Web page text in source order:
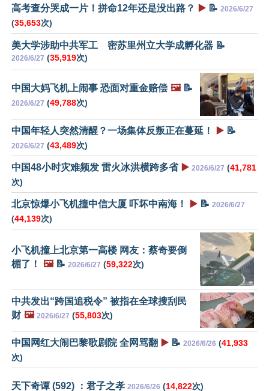
高考查分哭成一片！拼命12年还是没出路？ ▶️ 📝 2026/6/27
(35,653次)
美大学涉助中共军工 密苏里州立大学成孵化器 📝
2026/6/27 (35,919次)
中国大妈飞机上闹事 恐面对重金赔偿 🖼️📝
2026/6/27 (49,788次)
中国年轻人突然清醒？一场集体反叛正在蔓延！ ▶️ 📝
2026/6/27 (43,489次)
中国48小时灾难频发 雷火冰洪横跨多省 ▶️ 2026/6/27 (41,781
次)
北京惊爆小飞机撞中信大厦 吓坏中南海！ ▶️ 📝 2026/6/27
(44,139次)
小飞机撞上北京第一高楼 网友：蔡奇要倒
楣了！
🖼️📝 2026/6/27 (59,322次)
中共发出“跨国追税令” 被指在全球搜刮民
财 🖼️ 2026/6/27 (55,803次)
中国网红大闹巴黎歌剧院 全网骂翻 ▶️ 📝 2026/6/26 (41,933
次)
天下奇谭 (592) ：君子之孝 2026/6/26 (14,822次)